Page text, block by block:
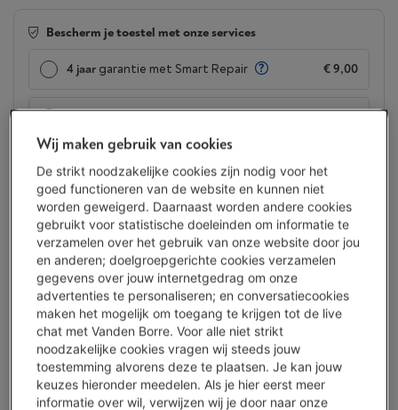
Bescherm je toestel met onze services
4 jaar garantie met Smart Repair € 9,00
€ 57,00
Minder dan 10 in stock, bestel nu!
Koop nu
Vergelijken
Mengt zelfs bevroren ingrediënten
gelijkmatig
Wij maken gebruik van cookies
De strikt noodzakelijke cookies zijn nodig voor het
goed functioneren van de website en kunnen niet
worden geweigerd. Daarnaast worden andere cookies
gebruikt voor statistische doeleinden om informatie te
verzamelen over het gebruik van onze website door jou
en anderen; doelgroepgerichte cookies verzamelen
gegevens over jouw internetgedrag om onze
advertenties te personaliseren; en conversatiecookies
maken het mogelijk om toegang te krijgen tot de live
chat met Vanden Borre. Voor alle niet strikt
noodzakelijke cookies vragen wij steeds jouw
toestemming alvorens deze te plaatsen. Je kan jouw
keuzes hieronder meedelen. Als je hier eerst meer
informatie over wil, verwijzen wij je door naar onze